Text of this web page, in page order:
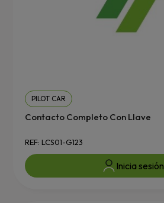
PILOT CAR
Contacto Completo Con Llave
REF: LCS01-G123
Inicia sesión